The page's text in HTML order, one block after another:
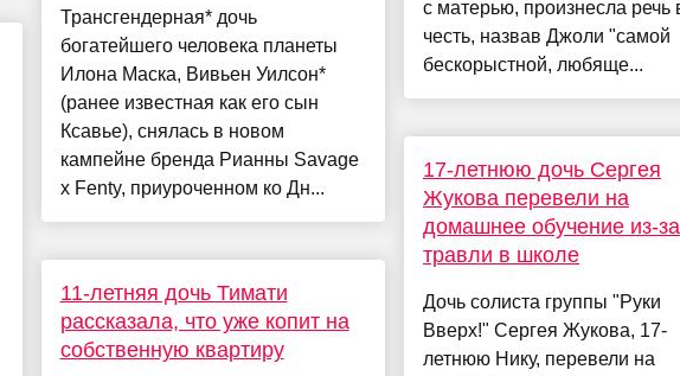
Трансгендерная* дочь
богатейшего человека планеты
Илона Маска, Вивьен Уилсон*
(ранее известная как его сын
Ксавье), снялась в новом
кампейне бренда Рианны Savage
x Fenty, приуроченном ко Дн...
11-летняя дочь Тимати
рассказала, что уже копит на
собственную квартиру
с матерью, произнесла речь
честь, назвав Джоли "самой
бескорыстной, любяще...
17-летнюю дочь Сергея
Жукова перевели на
домашнее обучение из-за
травли в школе
Дочь солиста группы "Руки
Вверх!" Сергея Жукова, 17-
летнюю Нику, перевели на